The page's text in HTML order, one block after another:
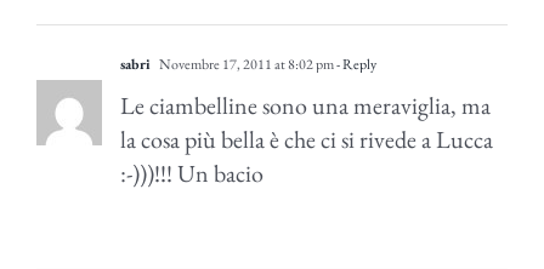
sabri Novembre 17, 2011 at 8:02 pm- Reply
Le ciambelline sono una meraviglia, ma
la cosa più bella è che ci si rivede a Lucca
:-)))!!! Un bacio